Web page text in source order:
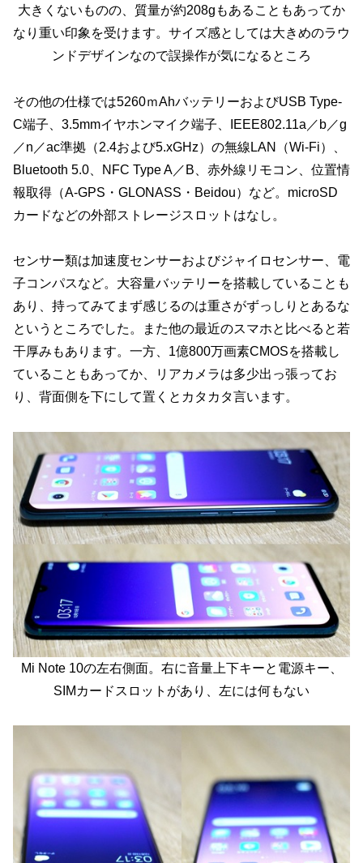
大きくないものの、質量が約208gもあることもあってか
なり重い印象を受けます。サイズ感としては大きめのラウ
ンドデザインなので誤操作が気になるところ
その他の仕様では5260ｍAhバッテリーおよびUSB Type-
C端子、3.5mmイヤホンマイク端子、IEEE802.11a／b／g
／n／ac準拠（2.4および5.xGHz）の無線LAN（Wi-Fi）、
Bluetooth 5.0、NFC Type A／B、赤外線リモコン、位置情
報取得（A-GPS・GLONASS・Beidou）など。microSD
カードなどの外部ストレージスロットはなし。
センサー類は加速度センサーおよびジャイロセンサー、電
子コンパスなど。大容量バッテリーを搭載していることも
あり、持ってみてまず感じるのは重さがずっしりとあるな
というところでした。また他の最近のスマホと比べると若
干厚みもあります。一方、1億800万画素CMOSを搭載し
ていることもあってか、リアカメラは多少出っ張ってお
り、背面側を下にして置くとカタカタ言います。
Mi Note 10の左右側面。右に音量上下キーと電源キー、
SIMカードスロットがあり、左には何もない